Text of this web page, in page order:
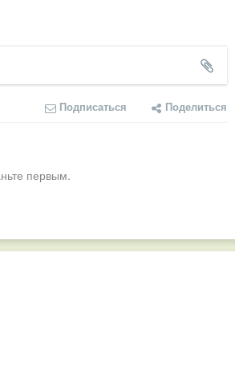
Подписаться Поделиться
первым.